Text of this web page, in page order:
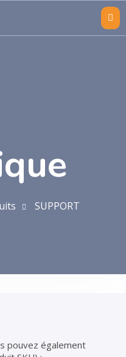
SUPPORT
pouvez également